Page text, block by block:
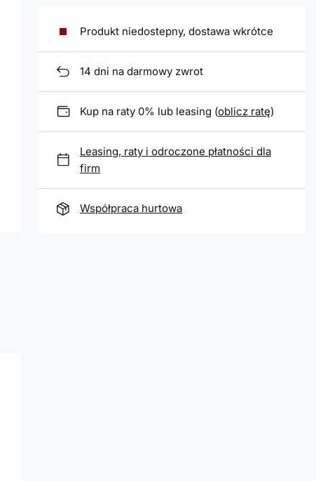
Produkt niedostepny, dostawa wkrótce
14 dni na darmowy zwrot
Kup na raty 0% lub leasing (oblicz ratę)
Leasing, raty i odroczone płatności dla
firm
Współpraca hurtowa